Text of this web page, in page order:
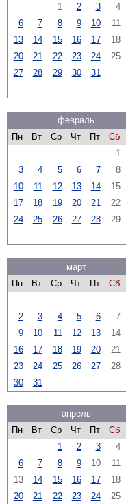
1
2 3 4
6
7 8 9 10 11
13
14 15 16 17 18
20
21 22 23 24 25
27
28 29 30 31
февраль
Пн
Вт Ср Чт Пт Сб
1
3
4 5 6 7 8
10
11 12 13 14 15
17
18 19 20 21 22
24
25 26 27 28 29
март
Пн
Вт Ср Чт Пт Сб
2
3 4 5 6 7
9
10 11 12 13 14
16
17 18 19 20 21
23
24 25 26 27 28
30
31
апрель
Пн
Вт Ср Чт Пт Сб
1
2 3 4
6
7 8 9 10 11
13
14 15 16 17 18
20
21 22 23 24 25